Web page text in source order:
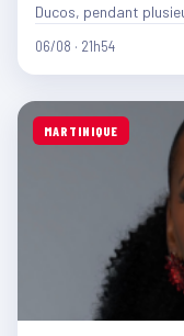
Ducos, pendant
06/08 · 21h54
MARTINIQUE